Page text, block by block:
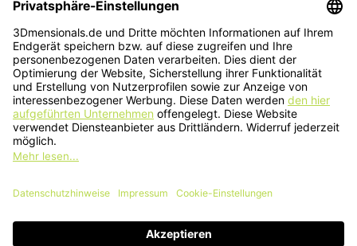
* Alle Preise in EUR inkl. gesetzl. Mehrwertsteuer zzgl. Versandkosten.
Änderungen und Irrtümer vorbehalten. Nur solange der Vorrat reicht.
© 2026 3Dmensionals / PONTIALIS GmbH & Co. KG - All Rights Reserved.​
Kundenbewertung